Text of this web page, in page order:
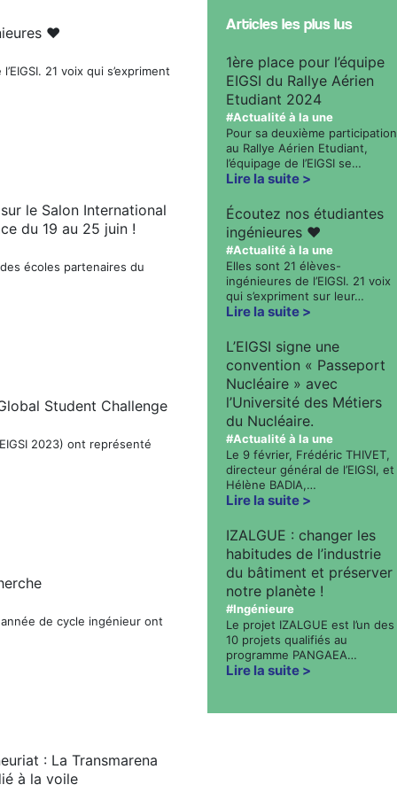
❤️
21 voix qui s’expriment
le Salon International
du 19 au 25 juin !
écoles partenaires du
Student Challenge
2023) ont représenté
de cycle ingénieur ont
: La Transmarena
à la voile
Articles les plus lus
1ère place pour l’équipe
EIGSI du Rallye Aérien
Etudiant 2024
#Actualité à la une
Pour sa deuxième participation
au Rallye Aérien Etudiant,
l’équipage de l’EIGSI se…
Lire la suite
Écoutez nos étudiantes
ingénieures ❤️
#Actualité à la une
Elles sont 21 élèves-
ingénieures de l’EIGSI. 21 voix
qui s’expriment sur leur…
Lire la suite
L’EIGSI signe une
convention « Passeport
Nucléaire » avec
l’Université des Métiers
du Nucléaire.
#Actualité à la une
Le 9 février, Frédéric THIVET,
directeur général de l’EIGSI, et
Hélène BADIA,…
Lire la suite
IZALGUE : changer les
habitudes de l’industrie
du bâtiment et préserver
notre planète !
#Ingénieure
Le projet IZALGUE est l’un des
10 projets qualifiés au
programme PANGAEA…
Lire la suite